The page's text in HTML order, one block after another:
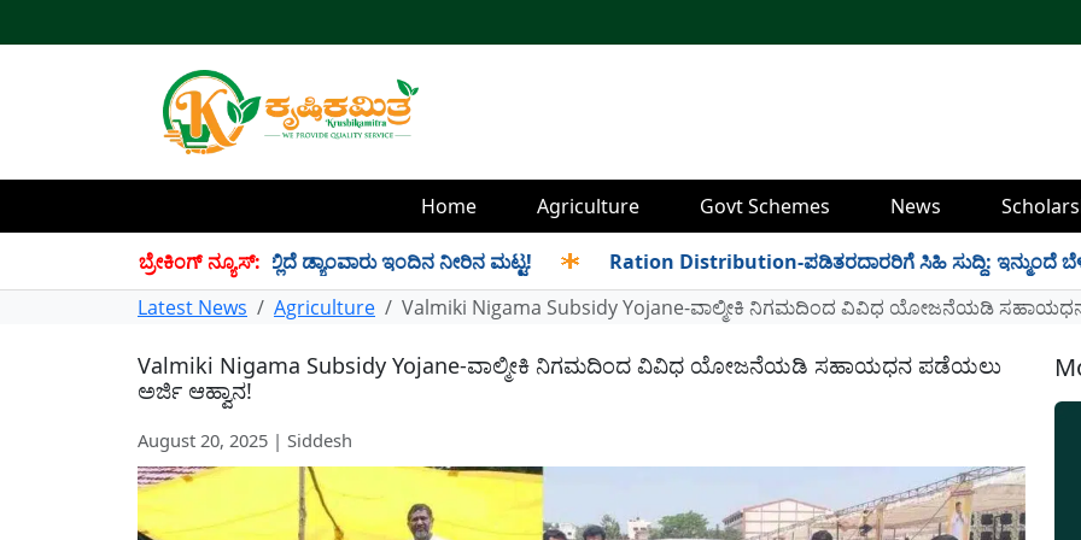
Home Agriculture Govt Schemes News
ಬ್ರೇಕಿಂಗ್ ನ್ಯೂಸ್:
TMC ನೀರು ಸಂಗ್ರಹ! ಇಲ್ಲಿದೆ ಡ್ಯಾಂವಾರು ಇಂದಿನ ನೀರಿನ ಮಟ್ಟ! ✱ Ration Distribution-ಪಡಿತರದಾರರಿಗೆ ಸಿಹಿ ಸುದ್ದಿ: ಇನ್ಮುಂದೆ ಬೆಳಿಗ್ಗೆ
Latest News
Agriculture Valmiki Nigama Subsidy Yojane-ವಾಲ್ಮೀಕಿ ನಿಗಮದಿಂದ ವಿವಿಧ ಯೋಜನೆಯಡಿ
Valmiki Nigama Subsidy Yojane-ವಾಲ್ಮೀಕಿ ನಿಗಮದಿಂದ ವಿವಿಧ ಯೋಜನೆಯಡಿ ಸಹಾಯಧನ ಪಡೆಯಲು
ಅರ್ಜಿ ಆಹ್ವಾನ!
August 20, 2025 | Siddesh